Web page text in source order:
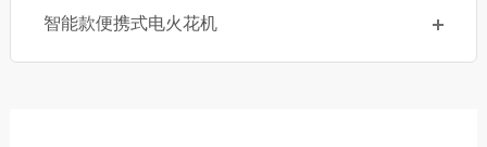
智能款便携式电火花机